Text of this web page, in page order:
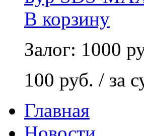
В корзину
Залог: 1000
100 руб. / за
Главная